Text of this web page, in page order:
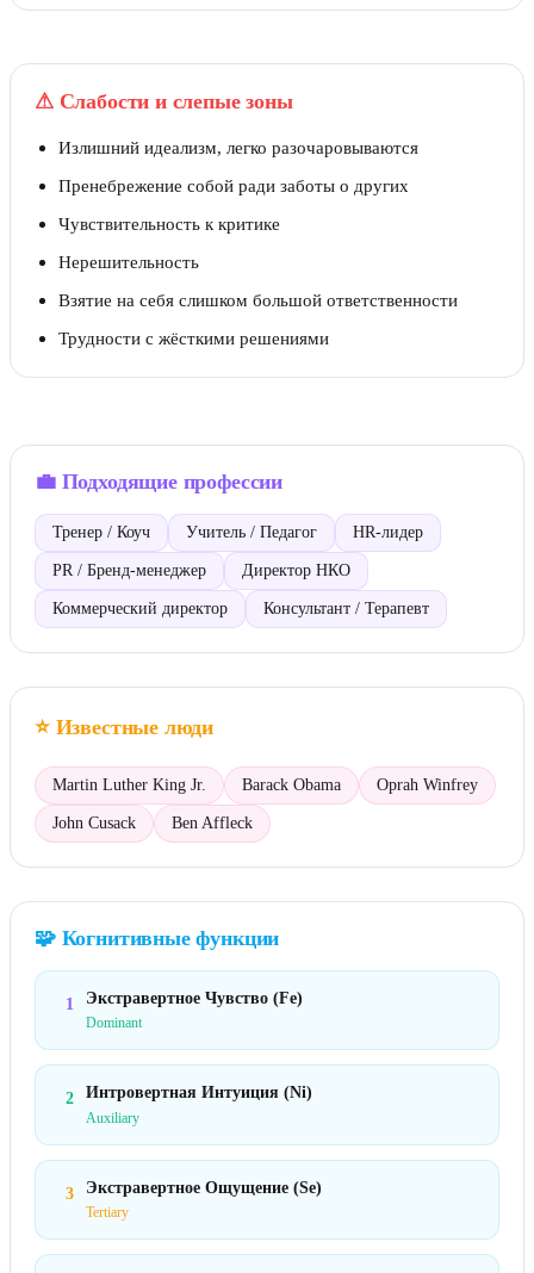
⚠ Слабости и слепые зоны
Излишний идеализм, легко разочаровываются
Пренебрежение собой ради заботы о других
Чувствительность к критике
Нерешительность
Взятие на себя слишком большой ответственности
Трудности с жёсткими решениями
💼 Подходящие профессии
Тренер / Коуч Учитель / Педагог HR-лидер
PR / Бренд-менеджер Директор НКО
Коммерческий директор Консультант / Терапевт
⭐ Известные люди
Martin Luther King Jr. Barack Obama Oprah Winfrey
John Cusack Ben Affleck
🧩 Когнитивные функции
1 Экстравертное Чувство (Fe)
Dominant
2 Интровертная Интуиция (Ni)
Auxiliary
3 Экстравертное Ощущение (Se)
Tertiary